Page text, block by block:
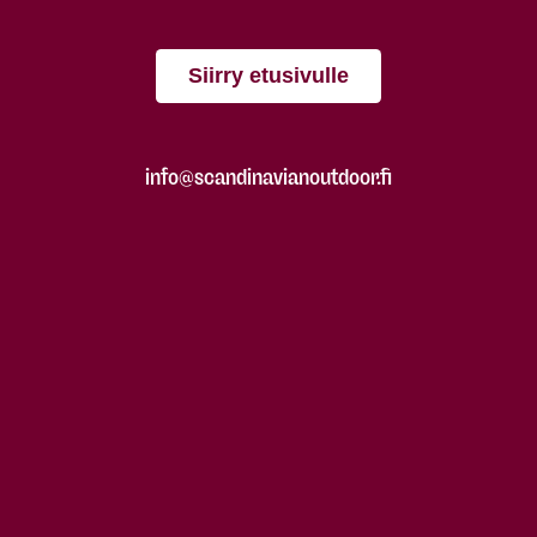
Siirry etusivulle
info@scandinavianoutdoor.fi